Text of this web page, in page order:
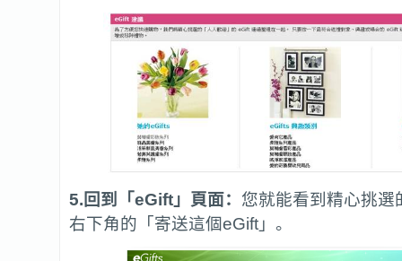
5.回到「eGift」頁面： 您就能看到精心挑選
右下角的「寄送這個eGift」。